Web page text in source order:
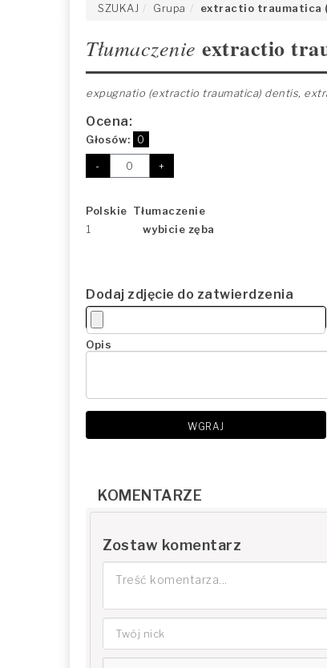
SZUKAJ Grupa extractio traumatica
Tłumaczenie extractio
expugnatio (extractio traumatica) dentis,
Ocena:
Głosów: 0
- +
Polskie Tłumaczenie
1
wybicie zęba
Dodaj zdjęcie do zatwierdzenia
Opis
WGRAJ
KOMENTARZE
Zostaw komentarz